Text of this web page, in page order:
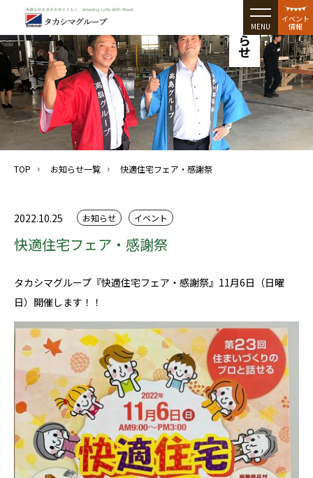
MENU
イベント
情報
お知らせ
TOP お知らせ一覧 快適住宅フェア・感謝祭
2022.10.25 お知らせ イベント
快適住宅フェア・感謝祭
タカシマグループ『快適住宅フェア・感謝祭』11月6日（日曜
日）開催します！！